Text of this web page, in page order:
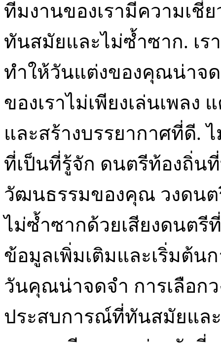
ทีมงานของเรามีความเชี่
ทันสมัยและไม่ซ้ำซาก. เ
ทำให้วันแต่งของคุณน่าจ
ของเราไม่เพียงเล่นเพล
และสร้างบรรยากาศที่ดี.
ที่เป็นที่รู้จัก ดนตรีท้องถิ่น
วัฒนธรรมของคุณ วงดนต
ไม่ซ้ำซากด้วยเสียงดนตรี
ข้อมูลเพิ่มเติมและเริ่มต้น
วันคุณน่าจดจำ การเลือก
ประสบการณ์ที่ทันสมัยแล